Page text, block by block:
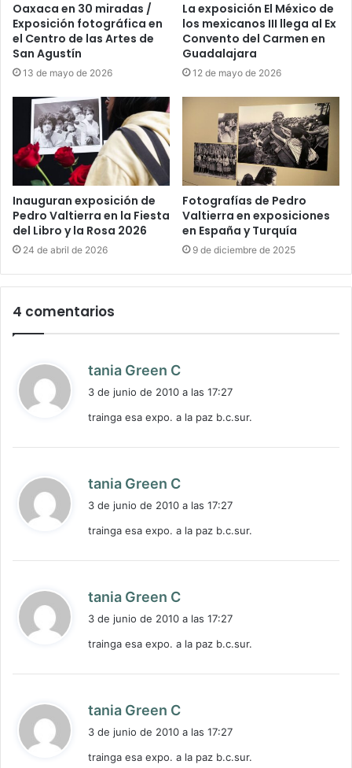
Oaxaca en 30 miradas /
Exposición fotográfica en
el Centro de las Artes de
San Agustín
13 de mayo de 2026
La exposición El México de
los mexicanos III llega al Ex
Convento del Carmen en
Guadalajara
12 de mayo de 2026
Inauguran exposición de
Pedro Valtierra en la Fiesta
del Libro y la Rosa 2026
24 de abril de 2026
Fotografías de Pedro
Valtierra en exposiciones
en España y Turquía
9 de diciembre de 2025
4 comentarios
tania Green C
e
3 de junio de 2010 a las 17:27
trainga esa expo. a la paz b.c.sur.
tania Green C
e
3 de junio de 2010 a las 17:27
trainga esa expo. a la paz b.c.sur.
tania Green C
e
3 de junio de 2010 a las 17:27
trainga esa expo. a la paz b.c.sur.
tania Green C
e
3 de junio de 2010 a las 17:27
trainga esa expo. a la paz b.c.sur.